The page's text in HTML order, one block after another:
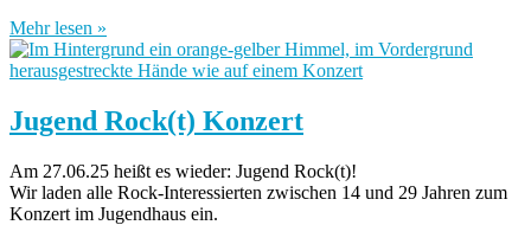
Mehr lesen »
Jugend Rock(t) Konzert
Am 27.06.25 heißt es wieder: Jugend Rock(t)!
Wir laden alle Rock-Interessierten zwischen 14 und 29 Jahren zum
Konzert im Jugendhaus ein.